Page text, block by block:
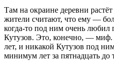
Там на окраине деревни
жители считают, что ему —
когда-то под ним очень любил
Кутузов. Это, конечно, —
лет, и никакой Кутузов под
минимум лет за пятнадцать до